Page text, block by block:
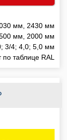
мм, 2430 мм
мм, 2000 мм
3/4; 4,0; 5,0 мм
таблице RAL